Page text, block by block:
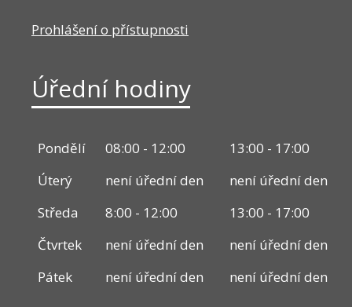
Prohlášení o přístupnosti
Úřední hodiny
Pondělí 08:00 - 12:00
13:00 - 17:00
Úterý
není úřední den
není úřední den
Středa
8:00 - 12:00
13:00 - 17:00
Čtvrtek
není úřední den
není úřední den
Pátek
není úřední den není úřední den